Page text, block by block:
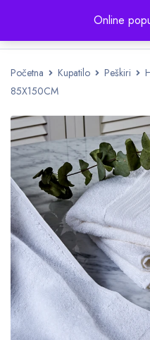
Online
Početna Kupatilo Peškiri
85X150CM